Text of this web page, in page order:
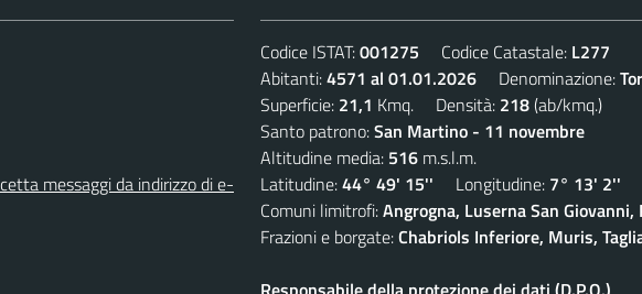
messaggi da indirizzo di e-
Codice ISTAT:001275 Codice Catastale: L277
Abitanti:4571 al 01.01.2026 Denominazione:
Superficie: 21,1 Kmq. Densità: 218(ab/kmq.)
Santo patrono:San Martino - 11 novembre
Altitudine media: 516 m.s.l.m.
Latitudine:44° 49' 15'' Longitudine: 7° 13' 2''
Comuni limitrofi:Angrogna, Luserna San
Frazioni e borgate:Chabriols Inferiore, Muris,